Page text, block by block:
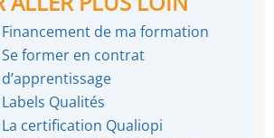
Financement de ma formation
Se former en contrat
d’apprentissage
Labels Qualités
La certification Qualiopi